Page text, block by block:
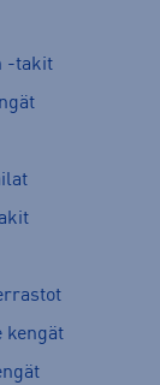
-takit
kengät